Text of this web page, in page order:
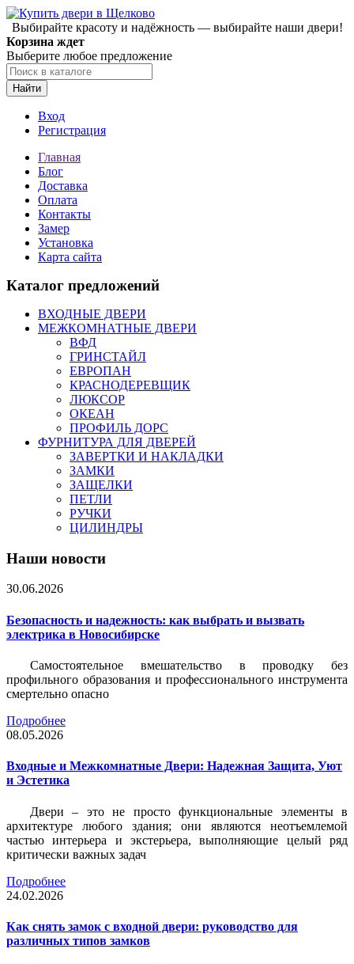
Выбирайте красоту и надёжность — выбирайте наши двери!
Корзина ждет
Выберите любое предложение
Найти
Вход
Регистрация
Главная
Блог
Доставка
Оплата
Контакты
Замер
Установка
Карта сайта
Каталог предложений
ВХОДНЫЕ ДВЕРИ
МЕЖКОМНАТНЫЕ ДВЕРИ
ВФД
ГРИНСТАЙЛ
ЕВРОПАН
КРАСНОДЕРЕВЩИК
ЛЮКСОР
ОКЕАН
ПРОФИЛЬ ДОРС
ФУРНИТУРА ДЛЯ ДВЕРЕЙ
ЗАВЕРТКИ И НАКЛАДКИ
ЗАМКИ
ЗАЩЕЛКИ
ПЕТЛИ
РУЧКИ
ЦИЛИНДРЫ
Наши новости
30.06.2026
Безопасность и надежность: как выбрать и вызвать
электрика в Новосибирске
Самостоятельное вмешательство в проводку без
профильного образования и профессионального инструмента
смертельно опасно
Подробнее
08.05.2026
Входные и Межкомнатные Двери: Надежная Защита, Уют
и Эстетика
Двери – это не просто функциональные элементы в
архитектуре любого здания; они являются неотъемлемой
частью интерьера и экстерьера, выполняющие целый ряд
критически важных задач
Подробнее
24.02.2026
Как снять замок с входной двери: руководство для
различных типов замков